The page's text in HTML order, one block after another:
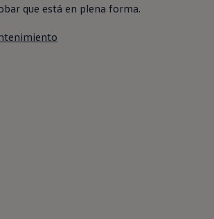
que está en plena forma.